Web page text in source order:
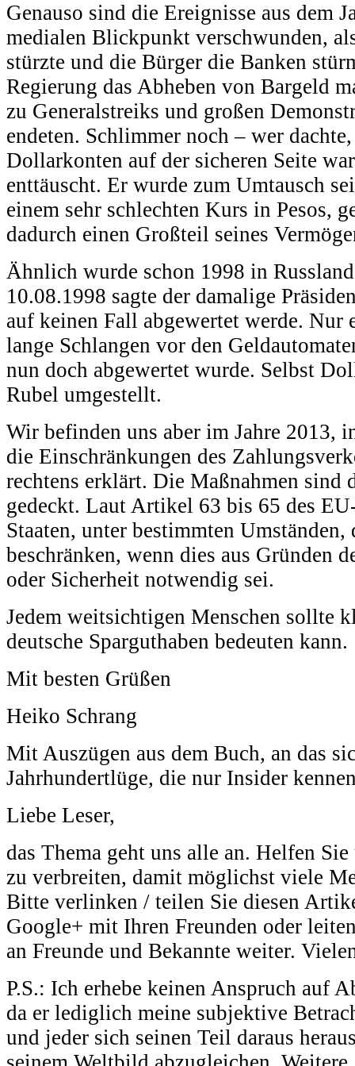
Genauso sind die Ereignisse aus dem
medialen Blickpunkt verschwunden,
stürzte und die Bürger die Banken
Regierung das Abheben von Bargeld
zu Generalstreiks und großen
endeten. Schlimmer noch – wer
Dollarkonten auf der sicheren Seite
enttäuscht. Er wurde zum Umtausch
einem sehr schlechten Kurs in Pesos,
dadurch einen Großteil seines
Ähnlich wurde schon 1998 in
10.08.1998 sagte der damalige
auf keinen Fall abgewertet werde. Nur
lange Schlangen vor den
nun doch abgewertet wurde. Selbst
Rubel umgestellt.
Wir befinden uns aber im Jahre 2013,
die Einschränkungen des
rechtens erklärt. Die Maßnahmen sind
gedeckt. Laut Artikel 63 bis 65 des
Staaten, unter bestimmten
beschränken, wenn dies aus Gründen
oder Sicherheit notwendig sei.
Jedem weitsichtigen Menschen sollte
deutsche Sparguthaben bedeuten kann.
Mit besten Grüßen
Heiko Schrang
Mit Auszügen aus dem Buch, an das
Jahrhundertlüge, die nur Insider
Liebe Leser,
das Thema geht uns alle an. Helfen
zu verbreiten, damit möglichst viele
Bitte verlinken / teilen Sie diesen
Google+ mit Ihren Freunden oder
an Freunde und Bekannte weiter.
P.S.: Ich erhebe keinen Anspruch auf
da er lediglich meine subjektive
und jeder sich seinen Teil daraus